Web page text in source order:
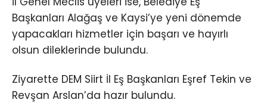
Başkanları Alağaş ve Kaysi’ye yeni dönemde
yapacakları hizmetler için başarı ve hayırlı
olsun dileklerinde bulundu.
Ziyarette DEM Siirt İl Eş Başkanları Eşref Tekin ve
Revşan Arslan’da hazır bulundu.